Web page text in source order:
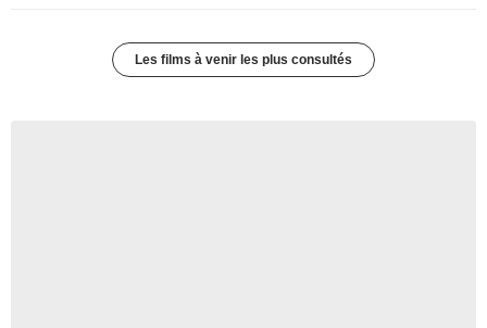
Les films à venir les plus consultés